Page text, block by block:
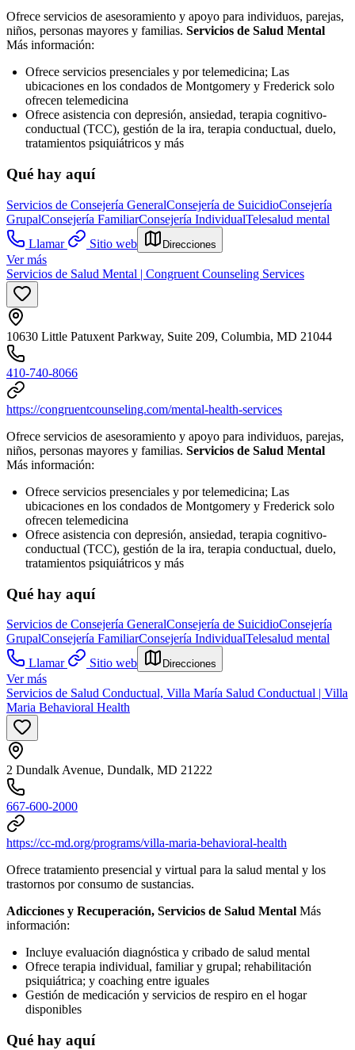
Ofrece servicios de asesoramiento y apoyo para individuos, parejas,
niños, personas mayores y familias. Servicios de Salud Mental
Más información:
Ofrece servicios presenciales y por telemedicina; Las
ubicaciones en los condados de Montgomery y Frederick solo
ofrecen telemedicina
Ofrece asistencia con depresión, ansiedad, terapia cognitivo-
conductual (TCC), gestión de la ira, terapia conductual, duelo,
tratamientos psiquiátricos y más
Qué hay aquí
Servicios de Consejería GeneralConsejería de SuicidioConsejería
GrupalConsejería FamiliarConsejería IndividualTelesalud mental
Llamar
Sitio web Direcciones
Ver más
Servicios de Salud Mental | Congruent Counseling Services
10630 Little Patuxent Parkway, Suite 209, Columbia, MD 21044
410-740-8066
https://congruentcounseling.com/mental-health-services
Ofrece servicios de asesoramiento y apoyo para individuos, parejas,
niños, personas mayores y familias. Servicios de Salud Mental
Más información:
Ofrece servicios presenciales y por telemedicina; Las
ubicaciones en los condados de Montgomery y Frederick solo
ofrecen telemedicina
Ofrece asistencia con depresión, ansiedad, terapia cognitivo-
conductual (TCC), gestión de la ira, terapia conductual, duelo,
tratamientos psiquiátricos y más
Qué hay aquí
Servicios de Consejería GeneralConsejería de SuicidioConsejería
GrupalConsejería FamiliarConsejería IndividualTelesalud mental
Llamar
Sitio web Direcciones
Ver más
Servicios de Salud Conductual, Villa María Salud Conductual | Villa
Maria Behavioral Health
2 Dundalk Avenue, Dundalk, MD 21222
667-600-2000
https://cc-md.org/programs/villa-maria-behavioral-health
Ofrece tratamiento presencial y virtual para la salud mental y los
trastornos por consumo de sustancias.
Adicciones y Recuperación, Servicios de Salud Mental Más
información:
Incluye evaluación diagnóstica y cribado de salud mental
Ofrece terapia individual, familiar y grupal; rehabilitación
psiquiátrica; y coaching entre iguales
Gestión de medicación y servicios de respiro en el hogar
disponibles
Qué hay aquí